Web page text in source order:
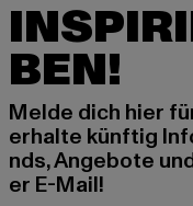
BEN!
Melde dich hier
erhalte künftig
nds, Angebote
er E-Mail!